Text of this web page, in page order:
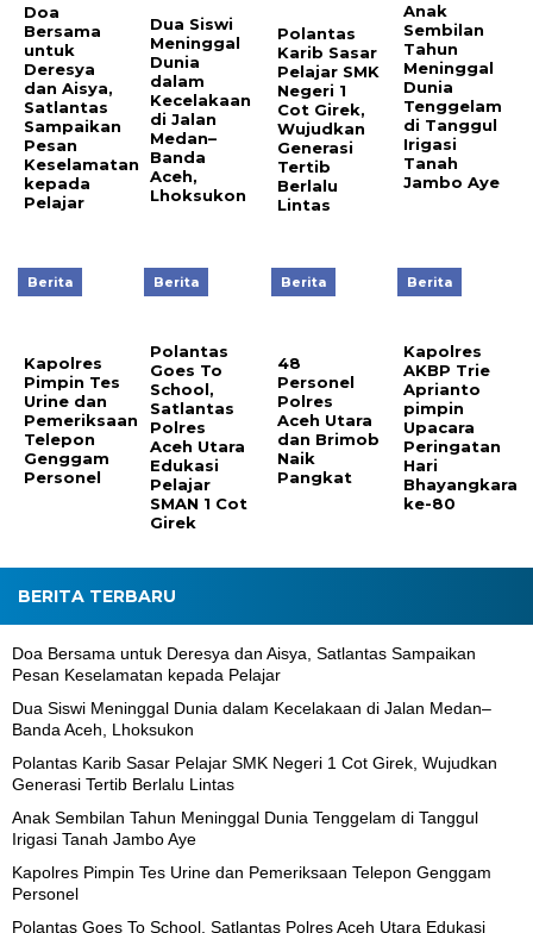
Doa
Bersama
untuk
Deresya
dan Aisya,
Satlantas
Sampaikan
Pesan
Keselamatan
kepada
Pelajar
Dua Siswi
Meninggal
Dunia
dalam
Kecelakaan
di Jalan
Medan–
Banda
Aceh,
Lhoksukon
Polantas
Karib Sasar
Pelajar SMK
Negeri 1
Cot Girek,
Wujudkan
Generasi
Tertib
Berlalu
Lintas
Anak
Sembilan
Tahun
Meninggal
Dunia
Tenggelam
di Tanggul
Irigasi
Tanah
Jambo Aye
Berita
Kapolres
Pimpin Tes
Urine dan
Pemeriksaan
Telepon
Genggam
Personel
Berita
Polantas
Goes To
School,
Satlantas
Polres
Aceh Utara
Edukasi
Pelajar
SMAN 1 Cot
Girek
Berita
48
Personel
Polres
Aceh Utara
dan Brimob
Naik
Pangkat
Berita
Kapolres
AKBP Trie
Aprianto
pimpin
Upacara
Peringatan
Hari
Bhayangkara
ke-80
BERITA TERBARU
Doa Bersama untuk Deresya dan Aisya, Satlantas Sampaikan
Pesan Keselamatan kepada Pelajar
Dua Siswi Meninggal Dunia dalam Kecelakaan di Jalan Medan–
Banda Aceh, Lhoksukon
Polantas Karib Sasar Pelajar SMK Negeri 1 Cot Girek, Wujudkan
Generasi Tertib Berlalu Lintas
Anak Sembilan Tahun Meninggal Dunia Tenggelam di Tanggul
Irigasi Tanah Jambo Aye
Kapolres Pimpin Tes Urine dan Pemeriksaan Telepon Genggam
Personel
Polantas Goes To School, Satlantas Polres Aceh Utara Edukasi